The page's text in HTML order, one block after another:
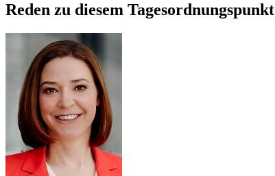
Reden zu diesem Tagesordnungspunkt